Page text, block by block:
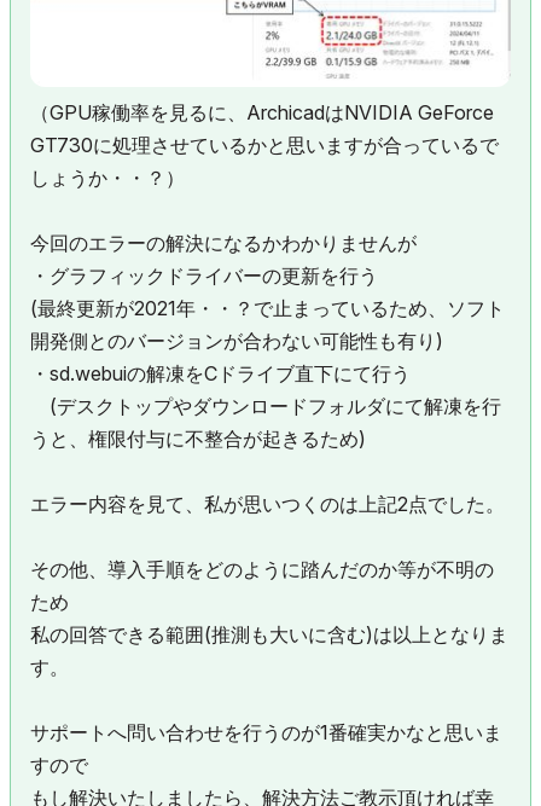
（GPU稼働率を見るに、ArchicadはNVIDIA GeForce
GT730に処理させているかと思いますが合っているで
しょうか・・？）
今回のエラーの解決になるかわかりませんが
・グラフィックドライバーの更新を行う
(最終更新が2021年・・？で止まっているため、ソフト
開発側とのバージョンが合わない可能性も有り)
・ sd.webuiの解凍をCドライブ直下にて行う
(デスクトップやダウンロードフォルダにて解凍を行
うと、権限付与に不整合が起きるため)
エラー内容を見て、私が思いつくのは上記2点でした。
その他、導入手順をどのように踏んだのか等が不明の
ため
私の回答できる範囲(推測も大いに含む)は以上となりま
す。
サポートへ問い合わせを行うのが1番確実かなと思いま
すので
もし解決いたしましたら、解決方法ご教示頂ければ幸